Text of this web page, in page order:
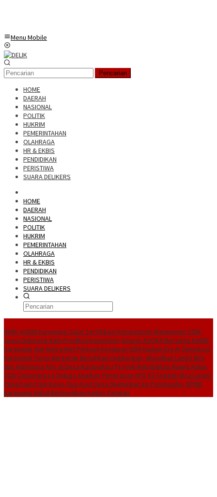
Menu Mobile
Pencarian
HOME
DAERAH
NASIONAL
POLITIK
HUKRIM
PEMERINTAHAN
OLAHRAGA
HR & EKBIS
PENDIDIKAN
PERISTIWA
SUARA DELIKERS
HOME
DAERAH
NASIONAL
POLITIK
HUKRIM
PEMERINTAHAN
OLAHRAGA
HR & EKBIS
PENDIDIKAN
PERISTIWA
SUARA DELIKERS
NHRI–KADIN Karawang Gelar Sertifikasi Kompetensi Manajemen SDM,
Asesi Didorong Raih Predikat Kompeten Sinergi ASOKA Bersama KADIN
Karawang dan Metra-Net Perkuat Kesiapan SDM Hadapi Era AI Demokrat
Karawang Terus Bergerak Bersihkan Lingkungan, Wujudkan Langit Biru
dan Indonesia Asri di Desa Kutapohaci Proyek Rehabilitasi Ruang Kelas
SDN Ciptamarga II Diduga Abaikan Penerapan APD K3 Enggak Bisa Lunasi
Pekerjaan Fisik Desa, Dua Aset Desa Dijaminkan ke Pengusaha, DPMD
Karawang Bakal Berhentikan Kades Parakan